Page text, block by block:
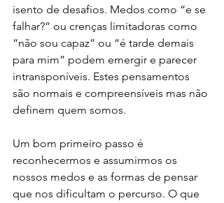
isento de desafios. Medos como “e se
falhar?” ou crenças limitadoras como
“não sou capaz” ou “é tarde demais
para mim” podem emergir e parecer
intransponíveis. Estes pensamentos
são normais e compreensíveis mas não
definem quem somos.
Um bom primeiro passo é
reconhecermos e assumirmos os
nossos medos e as formas de pensar
que nos dificultam o percurso. O que